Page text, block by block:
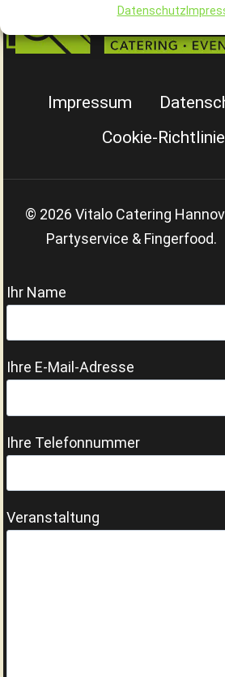
Datenschutz
HOCHZEIT
MIT
Impressum
Cookie-
© 2026 Vitalo Catering
Partyservice & Fingerfood.
Ihr Name
Ihre E-Mail-Adresse
Ihre Telefonnummer
Veranstaltung